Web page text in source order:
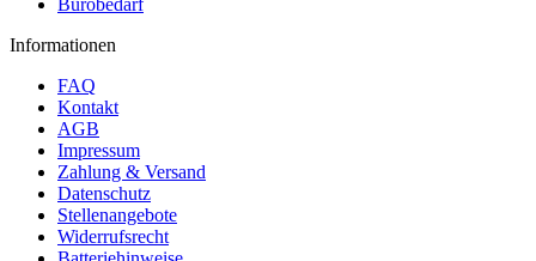
Bürobedarf
Informationen
FAQ
Kontakt
AGB
Impressum
Zahlung & Versand
Datenschutz
Stellenangebote
Widerrufsrecht